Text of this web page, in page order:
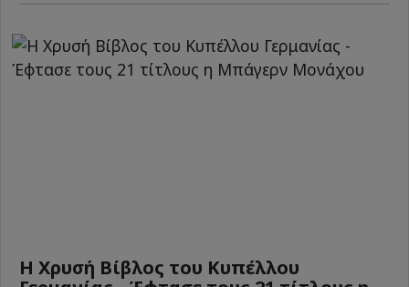
Η Χρυσή Βίβλος του Κυπέλλου